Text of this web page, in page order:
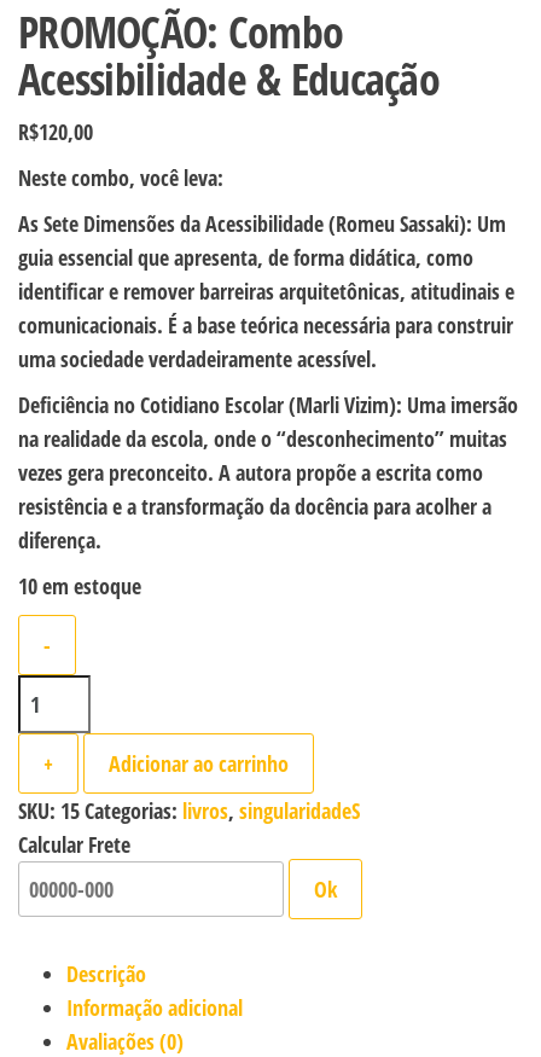
PROMOÇÃO: Combo
Acessibilidade & Educação
R$120,00
Neste combo, você leva:
As Sete Dimensões da Acessibilidade (Romeu Sassaki): Um
guia essencial que apresenta, de forma didática, como
identificar e remover barreiras arquitetônicas, atitudinais e
comunicacionais. É a base teórica necessária para construir
uma sociedade verdadeiramente acessível.
Deficiência no Cotidiano Escolar (Marli Vizim): Uma imersão
na realidade da escola, onde o “desconhecimento” muitas
vezes gera preconceito. A autora propõe a escrita como
resistência e a transformação da docência para acolher a
diferença.
10 em estoque
-
PROMOÇÃO: Combo Acessibilidade & Educação quantidade
+
Adicionar ao carrinho
SKU: 15Categorias: livros, singularidadeS
Calcular Frete
Ok
Descrição
Informação adicional
Avaliações (0)